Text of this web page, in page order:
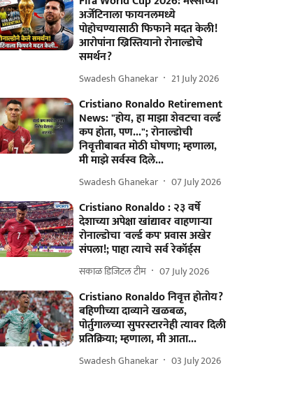
अर्जेंटिनाला फायनलमध्ये
पोहोचण्यासाठी फिफाने मदत केली!
आरोपांना ख्रिस्तियानो रोनाल्डोचे
समर्थन?
Swadesh Ghanekar 21 July 2026
Cristiano Ronaldo Retirement
News: "होय, हा माझा शेवटचा वर्ल्ड
कप होता, पण..."; रोनाल्डोची
निवृत्तीबाबत मोठी घोषणा; म्हणाला,
मी माझे सर्वस्व दिले...
Swadesh Ghanekar 07 July 2026
Cristiano Ronaldo : २३ वर्षे
देशाच्या अपेक्षा खांद्यावर वाहणाऱ्या
रोनाल्डोचा 'वर्ल्ड कप' प्रवास अखेर
संपला!; पाहा त्याचे सर्व रेकॉर्ड्स
सकाळ डिजिटल टीम 07 July 2026
Cristiano Ronaldo निवृत्त होतोय?
बहिणीच्या दाव्याने खळबळ,
पोर्तुगालच्या सुपरस्टारनेही त्यावर दिली
प्रतिक्रिया; म्हणाला, मी आता...
Swadesh Ghanekar 03 July 2026